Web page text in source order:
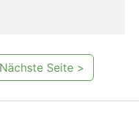
Nächste Seite >